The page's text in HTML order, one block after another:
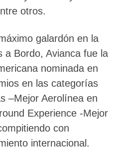
otros.
galardón en la
a Bordo, Avianca fue la
nominada en
en las categorías
–Mejor Aerolínea en
Experience -Mejor
con
internacional.